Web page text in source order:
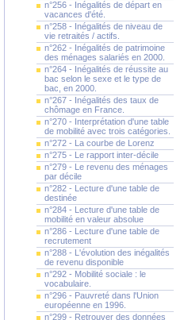
n°256 - Inégalités de départ en
vacances d'été.
n°258 - Inégalités de niveau de
vie retraités / actifs.
n°262 - Inégalités de patrimoine
des ménages salariés en 2000.
n°264 - Inégalités de réussite au
bac selon le sexe et le type de
bac, en 2000.
n°267 - Inégalités des taux de
chômage en France.
n°270 - Interprétation d'une table
de mobilité avec trois catégories.
n°272 - La courbe de Lorenz
n°275 - Le rapport inter-décile
n°279 - Le revenu des ménages
par décile
n°282 - Lecture d'une table de
destinée
n°284 - Lecture d'une table de
mobilité en valeur absolue
n°286 - Lecture d'une table de
recrutement
n°288 - L'évolution des inégalités
de revenu disponible
n°292 - Mobilité sociale : le
vocabulaire.
n°296 - Pauvreté dans l'Union
européenne en 1996.
n°299 - Retrouver des données